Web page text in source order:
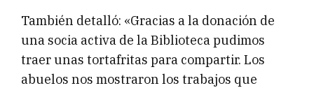
También detalló: «Gracias a la donación de
una socia activa de la Biblioteca pudimos
traer unas tortafritas para compartir. Los
abuelos nos mostraron los trabajos que